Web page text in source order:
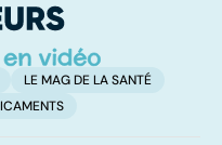
LE MAG DE LA SANTÉ